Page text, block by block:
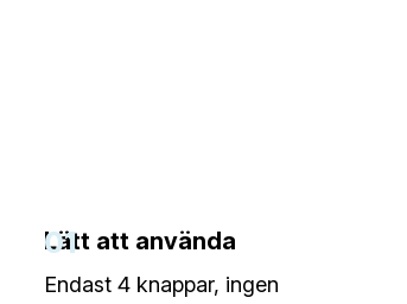
01
Lätt att använda
Endast 4 knappar, ingen